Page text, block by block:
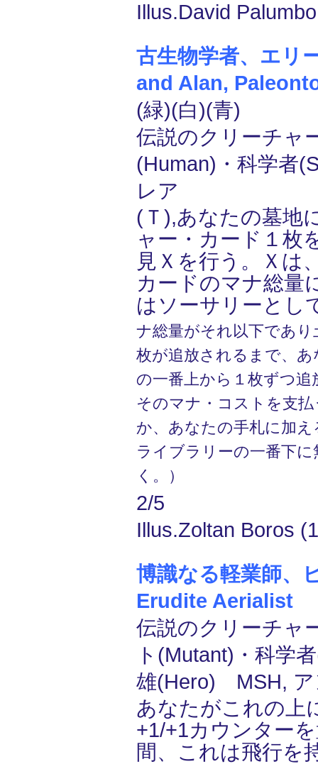
Illus.David
古生物学者、エリ
and Alan,
(緑)(白)(青)
伝説のクリーチャ
(Human)・科学者
レア
(Ｔ),あなたの墓地
ャー・カード１枚
見Ｘを行う。Ｘは
カードのマナ総量
はソーサリーとし
ナ総量がそれ以下であ
枚が追放されるまで、
の一番上から１枚ずつ
そのマナ・コストを支
か、あなたの手札に加
ライブラリーの一番下
く。）
2/5
Illus.Zoltan Boros
博識なる軽業師、
Erudite Aerialist
伝説のクリーチャ
ト(Mutant)・科学
雄(Hero) MSH, ア
あなたがこれの上
+1/+1カウンター
間、これは飛行を